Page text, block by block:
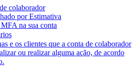
colaborador
por Estimativa
na sua conta
e os clientes que a conta de colaborador
ou realizar alguma ação, de acordo